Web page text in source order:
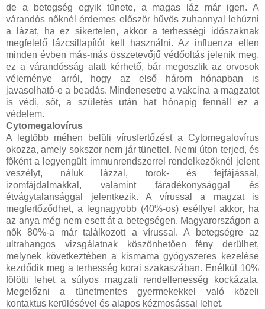
de a betegség egyik tünete, a magas láz már igen. A
várandós nőknél érdemes először hűvös zuhannyal lehúzni
a lázat, ha ez sikertelen, akkor a terhességi időszaknak
megfelelő lázcsillapítót kell használni. Az influenza ellen
minden évben más-más összetevőjű védőoltás jelenik meg,
ez a várandósság alatt kérhető, bár megoszlik az orvosok
véleménye arról, hogy az első három hónapban is
javasolható-e a beadás. Mindenesetre a vakcina a magzatot
is védi, sőt, a születés után hat hónapig fennáll ez a
védelem.
Cytomegalovírus
A legtöbb méhen belüli vírusfertőzést a Cytomegalovírus
okozza, amely sokszor nem jár tünettel. Nemi úton terjed, és
főként a legyengült immunrendszerrel rendelkezőknél jelent
veszélyt, náluk lázzal, torok- és fejfájással,
izomfájdalmakkal, valamint fáradékonysággal és
étvágytalansággal jelentkezik. A vírussal a magzat is
megfertőződhet, a legnagyobb (40%-os) eséllyel akkor, ha
az anya még nem esett át a betegségen. Magyarországon a
nők 80%-a már találkozott a vírussal. A betegségre az
ultrahangos vizsgálatnak köszönhetően fény derülhet,
melynek következtében a kismama gyógyszeres kezelése
kezdődik meg a terhesség korai szakaszában. Enélkül 10%
fölötti lehet a súlyos magzati rendellenesség kockázata.
Megelőzni a tünetmentes gyermekekkel való közeli
kontaktus kerülésével és alapos kézmosással lehet.